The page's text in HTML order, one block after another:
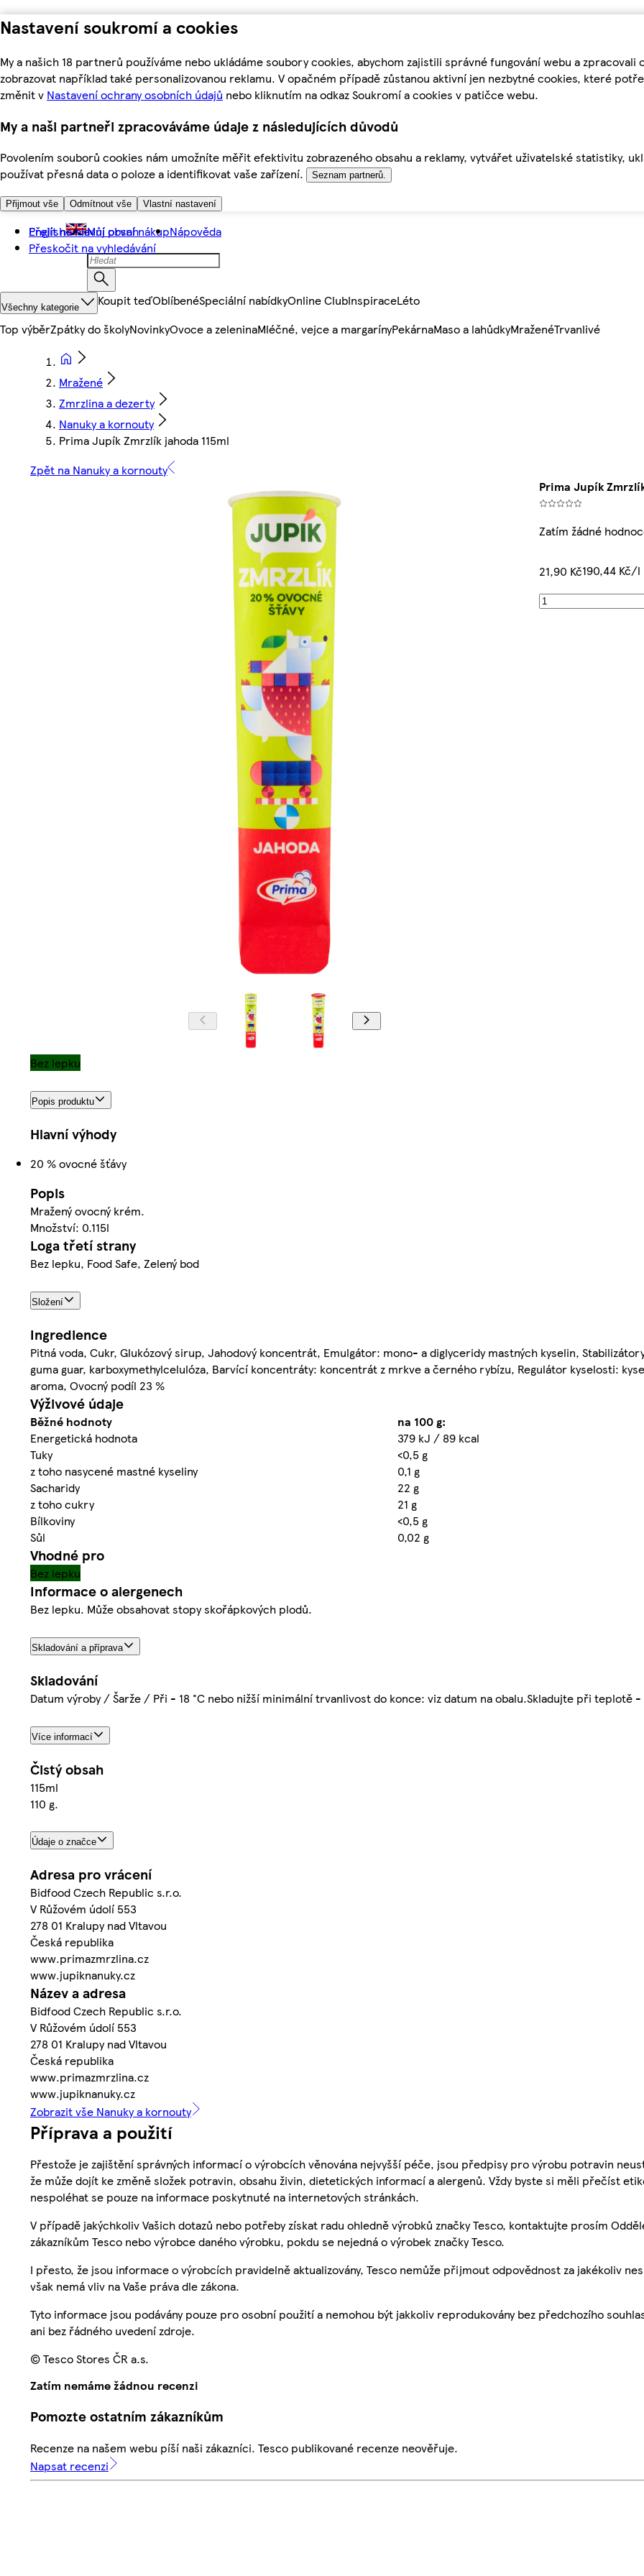
Nastavení soukromí a cookies
My a našich 18 partnerů používáme nebo ukládáme soubory cookies, abychom zajistili správné fungování webu a
zobrazovat například také personalizovanou reklamu. V opačném případě zůstanou aktivní jen nezbytné cookies, které
změnit v Nastavení ochrany osobních údajů nebo kliknutím na odkaz Soukromí a cookies v patičce webu.
My a naši partneři zpracováváme údaje z následujících důvodů
Povolením souborů cookies nám umožníte měřit efektivitu zobrazeného obsahu a reklamy, vytvářet uživatelské statistiky,
používat přesná data o poloze a identifikovat vaše zařízení.
Seznam partnerů.
Přijmout vše Odmítnout vše Vlastní nastavení
Přejít na hlavní obsah
Přeskočit na vyhledávání
English Můj první nákupNápověda
Všechny kategorie Koupit teďOblíbenéSpeciální nabídkyOnline ClubInspiraceLéto
Top výběrZpátky do školyNovinkyOvoce a zeleninaMléčné, vejce a margarínyPekárnaMaso a lahůdkyMraženéTrvanlivé
Mražené
Zmrzlina a dezerty
Nanuky a kornouty
Prima Jupík Zmrzlík jahoda 115ml
Zpět na Nanuky a kornouty
Prima Jupík
Zatím žádné
21,90 Kč190,44 Kč/l
Bez lepku
Popis produktu
Hlavní výhody
20 % ovocné šťávy
Popis
Mražený ovocný krém.
Množství: 0.115l
Loga třetí strany
Bez lepku, Food Safe, Zelený bod
Složení
Ingredience
Pitná voda, Cukr, Glukózový sirup, Jahodový koncentrát, Emulgátor: mono- a diglyceridy mastných kyselin,
guma guar, karboxymethylcelulóza, Barvící koncentráty: koncentrát z mrkve a černého rybízu, Regulátor kyselosti:
aroma, Ovocný podíl 23 %
Výživové údaje
Běžné hodnoty
na 100 g:
Energetická hodnota
379 kJ / 89 kcal
Tuky
<0,5 g
z toho nasycené mastné kyseliny
0,1 g
Sacharidy
22 g
z toho cukry
21 g
Bílkoviny
<0,5 g
Sůl
0,02 g
Vhodné pro
Bez lepku
Informace o alergenech
Bez lepku. Může obsahovat stopy skořápkových plodů.
Skladování a příprava
Skladování
Datum výroby / Šarže / Při - 18 °C nebo nižší minimální trvanlivost do konce: viz datum na obalu.Skladujte při teplotě -
Více informací
Čistý obsah
115ml
110 g.
Údaje o značce
Adresa pro vrácení
Bidfood Czech Republic s.r.o.
V Růžovém údolí 553
278 01 Kralupy nad Vltavou
Česká republika
www.primazmrzlina.cz
www.jupiknanuky.cz
Název a adresa
Bidfood Czech Republic s.r.o.
V Růžovém údolí 553
278 01 Kralupy nad Vltavou
Česká republika
www.primazmrzlina.cz
www.jupiknanuky.cz
Zobrazit vše Nanuky a kornouty
Příprava a použití
Přestože je zajištění správných informací o výrobcích věnována nejvyšší péče, jsou předpisy pro výrobu potravin
že může dojít ke změně složek potravin, obsahu živin, dietetických informací a alergenů. Vždy byste si měli přečíst
nespoléhat se pouze na informace poskytnuté na internetových stránkách.
V případě jakýchkoliv Vašich dotazů nebo potřeby získat radu ohledně výrobků značky Tesco, kontaktujte prosím
zákazníkům Tesco nebo výrobce daného výrobku, pokdu se nejedná o výrobek značky Tesco.
I přesto, že jsou informace o výrobcích pravidelně aktualizovány, Tesco nemůže přijmout odpovědnost za jakékoliv
však nemá vliv na Vaše práva dle zákona.
Tyto informace jsou podávány pouze pro osobní použití a nemohou být jakkoliv reprodukovány bez předchozího
ani bez řádného uvedení zdroje.
© Tesco Stores ČR a.s.
Zatím nemáme žádnou recenzi
Pomozte ostatním zákazníkům
Recenze na našem webu píší naši zákazníci. Tesco publikované recenze neověřuje.
Napsat recenzi